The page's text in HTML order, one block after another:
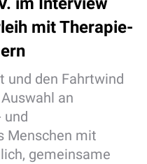
mit Therapie-
und den Fahrtwind
an
und
Menschen mit
gemeinsame